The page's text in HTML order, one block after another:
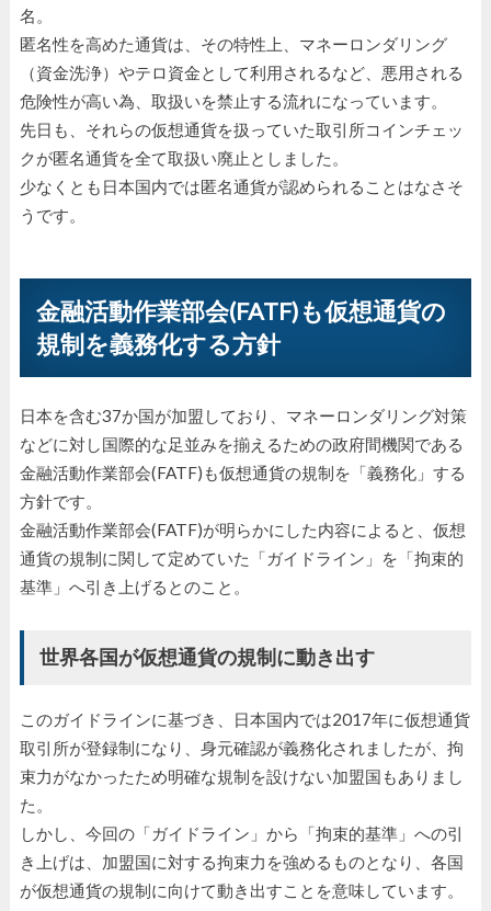
名。
匿名性を高めた通貨は、その特性上、マネーロンダリング
（資金洗浄）やテロ資金として利用されるなど、悪用される
危険性が高い為、取扱いを禁止する流れになっています。
先日も、それらの仮想通貨を扱っていた取引所コインチェッ
クが匿名通貨を全て取扱い廃止としました。
少なくとも日本国内では匿名通貨が認められることはなさそ
うです。
金融活動作業部会(FATF)も仮想通貨の
規制を義務化する方針
日本を含む37か国が加盟しており、マネーロンダリング対策
などに対し国際的な足並みを揃えるための政府間機関である
金融活動作業部会(FATF)も仮想通貨の規制を「義務化」する
方針です。
金融活動作業部会(FATF)が明らかにした内容によると、仮想
通貨の規制に関して定めていた「ガイドライン」を「拘束的
基準」へ引き上げるとのこと。
世界各国が仮想通貨の規制に動き出す
このガイドラインに基づき、日本国内では2017年に仮想通貨
取引所が登録制になり、身元確認が義務化されましたが、拘
束力がなかったため明確な規制を設けない加盟国もありまし
た。
しかし、今回の「ガイドライン」から「拘束的基準」への引
き上げは、加盟国に対する拘束力を強めるものとなり、各国
が仮想通貨の規制に向けて動き出すことを意味しています。